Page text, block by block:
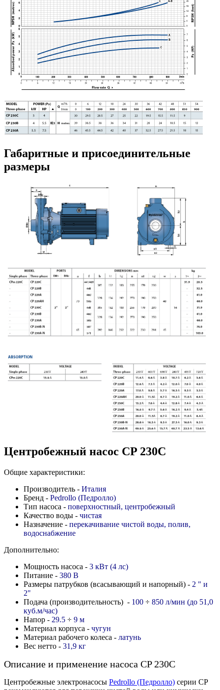
Габаритные и присоединительные
размеры
Центробежный насос CP 230С
Общие характеристики:
Производитель - Италия
Бренд - Pedrollo (Педролло)
Тип насоса - поверхностный, центробежный
Качество воды - чистая
Назначение - перекачивание чистой воды, полив,
водоснабжение
Дополнительно:
Мощность насоса - 3 кВт (4 лс)
Питание - 380 В
Размеры патрубков (всасывающий и напорный) - 2 " и
2"
Подача (производительность) - 100 ÷ 850 л/мин (до 51,0
куб.м/час)
Напор - 29.5 ÷ 9 м
Материал корпуса - чугун
Материал рабочего колеса - латунь
Вес нетто - 31,9 кг
Описание и применение насоса CP 230С
Центробежные электронасосы Pedrollо (Педролло) серии CP